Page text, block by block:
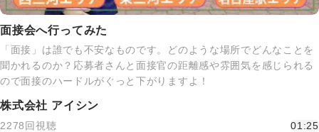
面接会へ行ってみた
「面接」は誰でも不安なものです。どのような場所でどんなことを
聞かれるのか？応募者さんと面接官の距離感や雰囲気を感じられる
ので面接のハードルがぐっと下がりますよ！
株式会社 アイシン
2278回視聴 01:25